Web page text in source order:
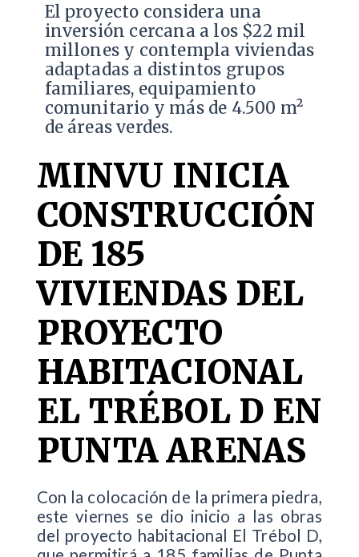
El proyecto considera una
inversión cercana a los $22 mil
millones y contempla viviendas
adaptadas a distintos grupos
familiares, equipamiento
comunitario y más de 4.500 m²
de áreas verdes.
MINVU INICIA
CONSTRUCCIÓN
DE 185
VIVIENDAS DEL
PROYECTO
HABITACIONAL
EL TRÉBOL D EN
PUNTA ARENAS
Con la colocación de la primera piedra,
este viernes se dio inicio a las obras
del proyecto habitacional El Trébol D,